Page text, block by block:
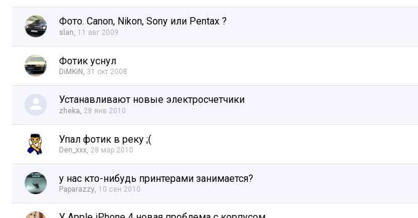
Фото. Canon, Nikon, Sony или Pentax ?
slan, 11 авг 2009
Фотик уснул
DiMKiN , 31 окт 2008
Устанавливают новые электросчетчики
zheka, 28 янв 2010
Упал фотик в реку ;(
Den_xxx, 28 мар 2010
у нас кто-нибудь принтерами занимается?
Paparazzy, 10 сен 2010